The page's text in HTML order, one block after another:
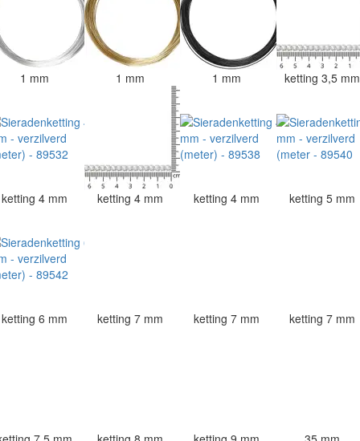
1 mm 1 mm 1 mm ketting 3,5
ketting 4 mm ketting 4 mm ketting 4 mm ketting 5 mm
ketting 6 mm ketting 7 mm ketting 7 mm ketting 7 mm